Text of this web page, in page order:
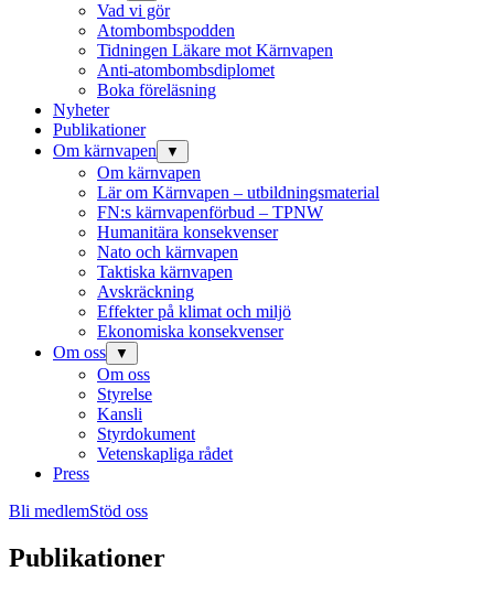
Vad vi gör
Atombombspodden
Tidningen Läkare mot Kärnvapen
Anti-atombombsdiplomet
Boka föreläsning
Nyheter
Publikationer
Om kärnvapen
▼
Om kärnvapen
Lär om Kärnvapen – utbildningsmaterial
FN:s kärnvapenförbud – TPNW
Humanitära konsekvenser
Nato och kärnvapen
Taktiska kärnvapen
Avskräckning
Effekter på klimat och miljö
Ekonomiska konsekvenser
Om oss
▼
Om oss
Styrelse
Kansli
Styrdokument
Vetenskapliga rådet
Press
Bli medlemStöd oss
Publikationer